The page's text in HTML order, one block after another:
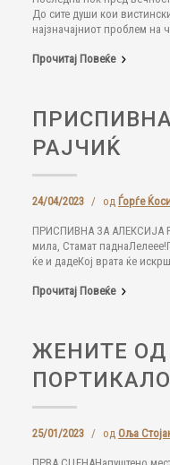
До сите души кои
најзначајниот проблем
Прочитај Повеќе
РАЈЧИЌ
24/04/2023 / од Ѓорѓе
ПРИСПИВНА ЗА АЛЕКСИЈА
мила, Стамат
ќе и дадеКој врата ќе
Прочитај Повеќе
ЖЕНИТЕ ОД
25/01/2023 / од Оља